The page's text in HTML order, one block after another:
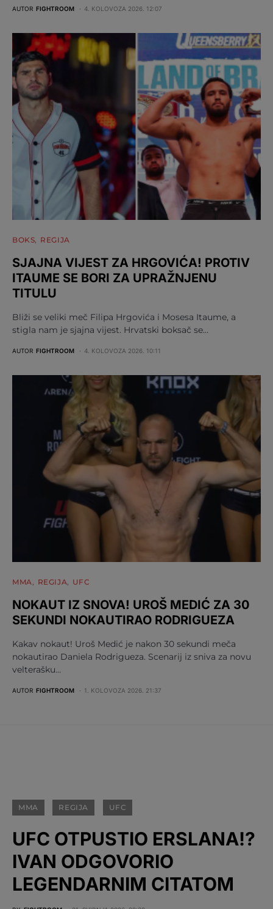
AUTOR FIGHTROOM 4. KOLOVOZA 2026. 12:07
BOKS REGIJA
SJAJNA VIJEST ZA HRGOVIĆA! PROTIV
ITAUME SE BORI ZA UPRAŽNJENU
TITULU
Bliži se veliki meč Filipa Hrgovića i Mosesa Itaume, a
stigla nam je sjajna vijest. Hrvatski boksač se…
AUTOR FIGHTROOM 4. KOLOVOZA 2026. 10:11
MMA REGIJA UFC
NOKAUT IZ SNOVA! UROŠ MEDIĆ ZA 30
SEKUNDI NOKAUTIRAO RODRIGUEZA
Kakav nokaut! Uroš Medić je nakon 30 sekundi meča
nokautirao Daniela Rodrigueza. Scenarij iz sniva za novu
velterašku…
AUTOR FIGHTROOM 1. KOLOVOZA 2026. 21:37
MMA REGIJA UFC
UFC OTPUSTIO ERSLANA!?
IVAN ODGOVORIO
LEGENDARNIM CITATOM